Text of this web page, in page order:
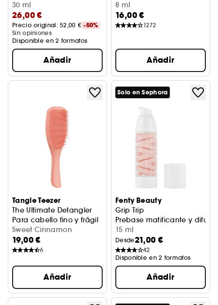
Eau de Parfum Notas florales afrutadas
30 ml
26,00 €
Precio original: 52,00 € -50%
Sin opiniones
Disponible en 2 formatos
Añadir
8 ml
16,00 €
1272
Añadir
Tangle Teezer
The Ultimate Detangler
Para cabello fino y frágil
Sweet Cinnamon
19,00 €
6
Añadir
Solo en Sephora
Fenty Beauty
Grip Trip
Prebase matificante y
15 ml
Desde21,00 €
42
Disponible en 2 formatos
Añadir